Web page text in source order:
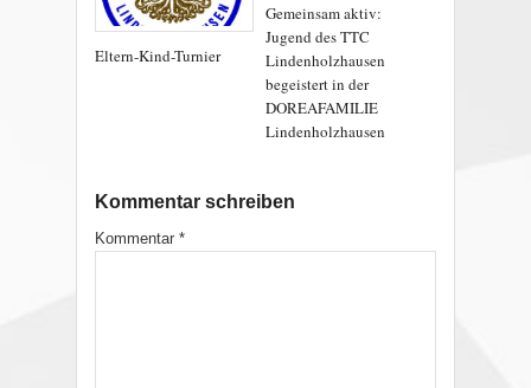
Eltern-Kind-Turnier
Gemeinsam aktiv:
Jugend des TTC
Lindenholzhausen
begeistert in der
DOREAFAMILIE
Lindenholzhausen
Kommentar schreiben
Kommentar *